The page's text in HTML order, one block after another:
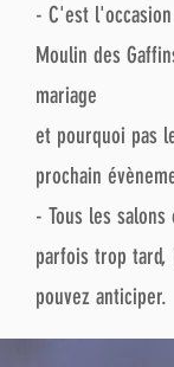
- C'est
Moulin des
mariage
et pourquoi pas
prochain
- Tous les
parfois trop
pouvez anticiper.